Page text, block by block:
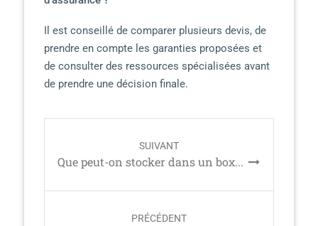
Il est conseillé de comparer plusieurs devis, de
prendre en compte les garanties proposées et
de consulter des ressources spécialisées avant
de prendre une décision finale.
t
SUIVANT
Que peut-on stocker dans un box...
PRÉCÉDENT